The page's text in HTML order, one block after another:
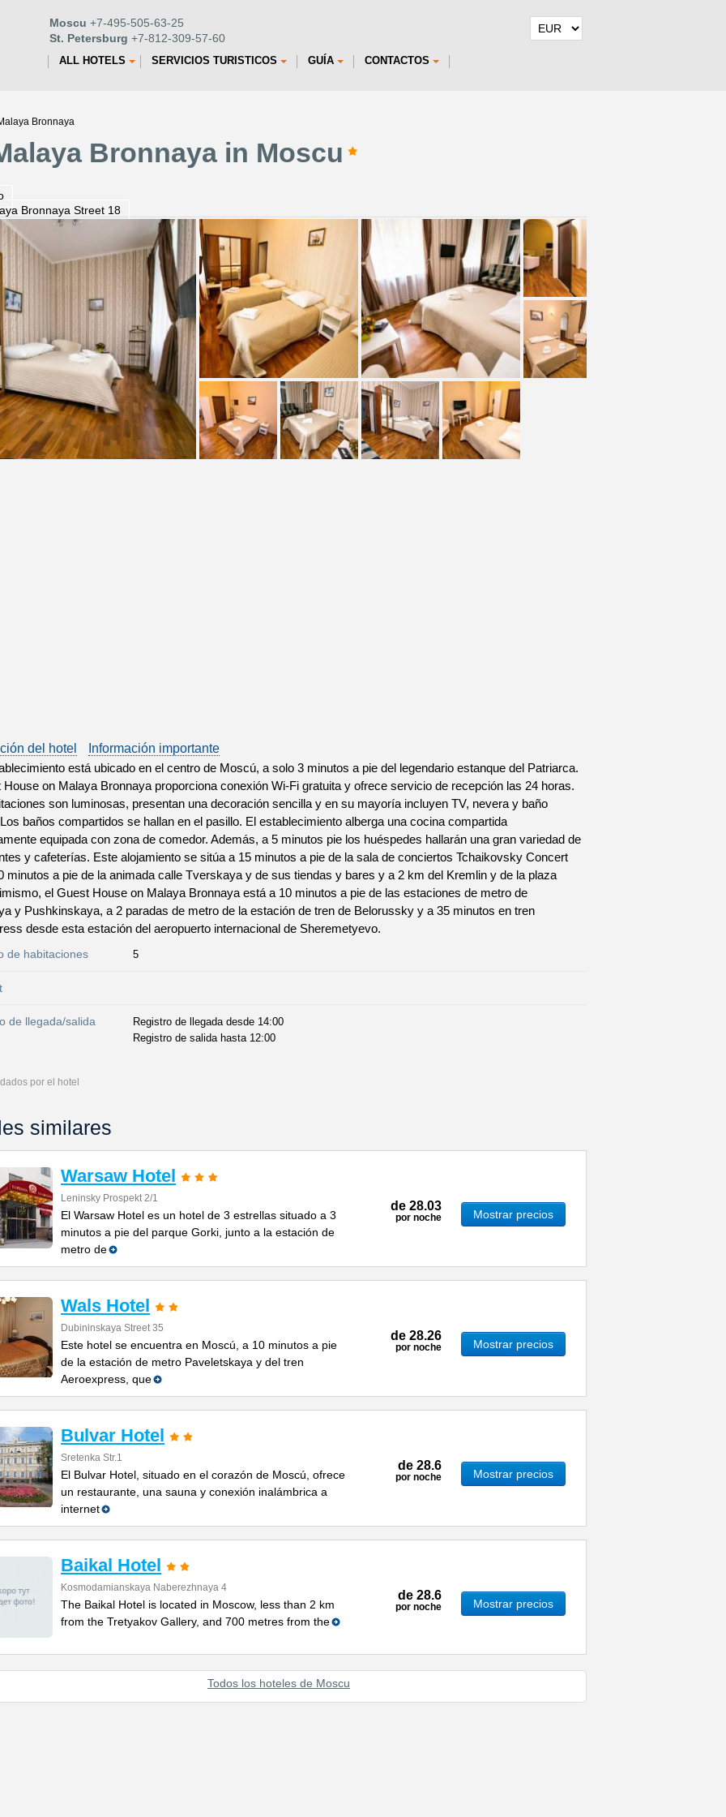
Moscu +7-495-505-63-25
St. Petersburg +7-812-309-57-60
ALL HOTELS SERVICIOS TURISTICOS GUÍA CONTACTOS
Bronnaya
Bronnaya in Moscu
Bronnaya Street 18
del hotel
Información importante
está ubicado en el centro de Moscú, a solo 3 minutos a pie del legendario estanque del Patriarca.
House on Malaya Bronnaya proporciona conexión Wi-Fi gratuita y ofrece servicio de recepción las 24 horas.
son luminosas, presentan una decoración sencilla y en su mayoría incluyen TV, nevera y baño
baños compartidos se hallan en el pasillo. El establecimiento alberga una cocina compartida
equipada con zona de comedor. Además, a 5 minutos pie los huéspedes hallarán una gran variedad de
y cafeterías. Este alojamiento se sitúa a 15 minutos a pie de la sala de conciertos Tchaikovsky Concert
minutos a pie de la animada calle Tverskaya y de sus tiendas y bares y a 2 km del Kremlin y de la plaza
el Guest House on Malaya Bronnaya está a 10 minutos a pie de las estaciones de metro de
y Pushkinskaya, a 2 paradas de metro de la estación de tren de Belorussky y a 35 minutos en tren
desde esta estación del aeropuerto internacional de Sheremetyevo.
de habitaciones 5
de llegada/salida
Registro de llegada desde 14:00
Registro de salida hasta 12:00
por el hotel
similares
Warsaw Hotel
Leninsky Prospekt 2/1
El Warsaw Hotel es un hotel de 3 estrellas situado a 3
minutos a pie del parque Gorki, junto a la estación de
metro de
de 28.03
por noche Mostrar precios
Wals Hotel
Dubininskaya Street 35
Este hotel se encuentra en Moscú, a 10 minutos a pie
de la estación de metro Paveletskaya y del tren
Aeroexpress, que
de 28.26
por noche Mostrar precios
Bulvar Hotel
Sretenka Str.1
El Bulvar Hotel, situado en el corazón de Moscú, ofrece
un restaurante, una sauna y conexión inalámbrica a
internet
de 28.6
por noche Mostrar precios
Baikal Hotel
Kosmodamianskaya Naberezhnaya 4
The Baikal Hotel is located in Moscow, less than 2 km
from the Tretyakov Gallery, and 700 metres from the
de 28.6
por noche Mostrar precios
Todos los hoteles de Moscu